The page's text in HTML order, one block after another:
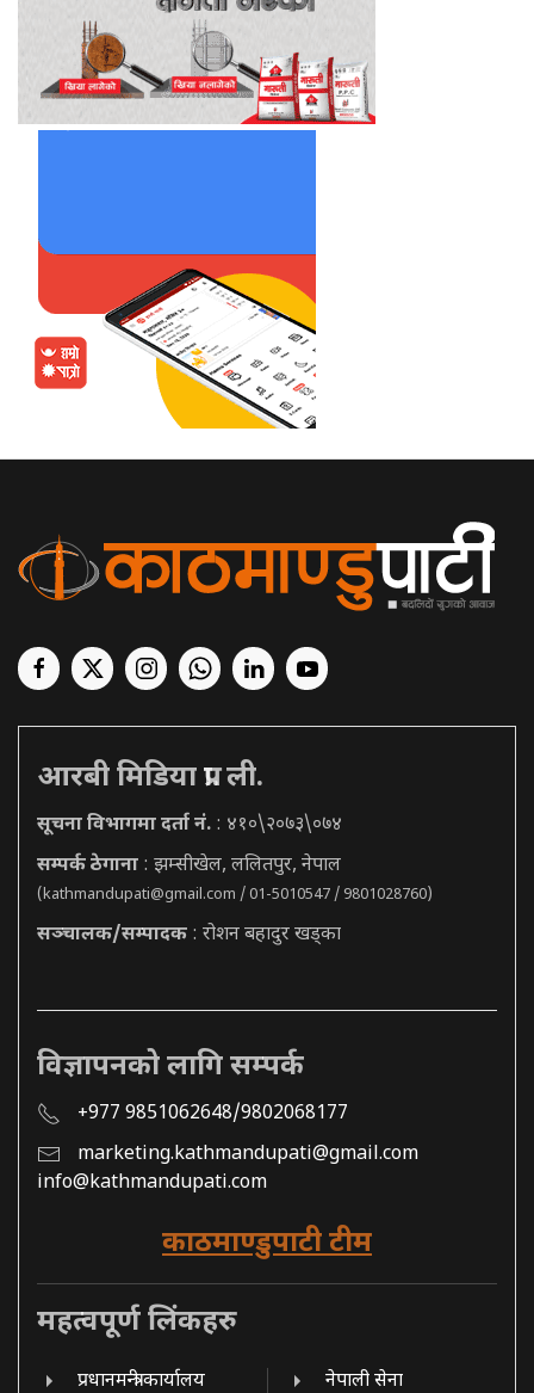
आरबी मिडिया प्रा. ली.
सूचना विभागमा दर्ता नं. : ४१०\२०७३\०७४
सम्पर्क ठेगाना : झम्सीखेल, ललितपुर, नेपाल
(kathmandupati@gmail.com / 01-5010547 / 9801028760)
सञ्चालक/सम्पादक : रोशन बहादुर खड्का
विज्ञापनको लागि सम्पर्क
+977 9851062648/9802068177
marketing.kathmandupati@gmail.com
info@kathmandupati.com
काठमाण्डुपाटी टीम
महत्वपूर्ण लिंकहरु
प्रधानमन्त्री कार्यालय नेपाली सेना